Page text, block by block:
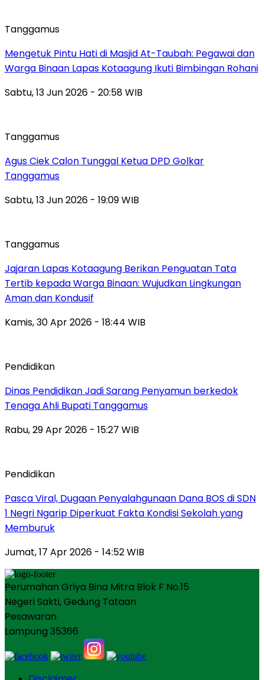
Tanggamus
Mengetuk Pintu Hati di Masjid At-Taubah: Pegawai dan
Warga Binaan Lapas Kotaagung Ikuti Bimbingan Rohani
Sabtu, 13 Jun 2026 - 20:58 WIB
Tanggamus
Agus Ciek Calon Tunggal Ketua DPD Golkar
Tanggamus
Sabtu, 13 Jun 2026 - 19:09 WIB
Tanggamus
Jajaran Lapas Kotaagung Berikan Penguatan Tata
Tertib kepada Warga Binaan: Wujudkan Lingkungan
Aman dan Kondusif
Kamis, 30 Apr 2026 - 18:44 WIB
Pendidikan
Dinas Pendidikan Jadi Sarang Penyamun berkedok
Tenaga Ahli Bupati Tanggamus
Rabu, 29 Apr 2026 - 15:27 WIB
Pendidikan
Pasca Viral, Dugaan Penyalahgunaan Dana BOS di SDN
1 Negri Ngarip Diperkuat Fakta Kondisi Sekolah yang
Memburuk
Jumat, 17 Apr 2026 - 14:52 WIB
Perumahan Griya Bina Mitra Blok F No.15
Negeri Sakti, Gedung Tataan
Pesawaran
Lampung 35366